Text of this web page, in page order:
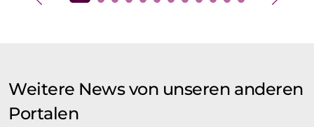
Weitere News von unseren anderen
Portalen